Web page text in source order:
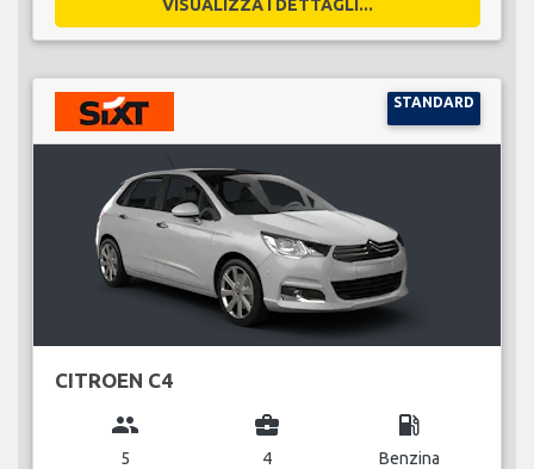
VISUALIZZA I DETTAGLI...
STANDARD
CITROEN C4
group
5
business_center
4
local_gas_station
Benzina